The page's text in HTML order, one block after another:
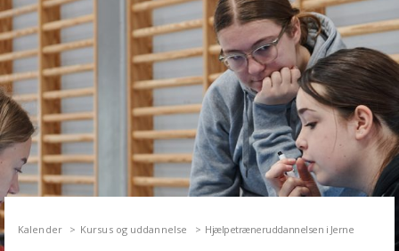
Kalender Kursus og uddannelse Hjælpetræneruddannelsen i Jerne